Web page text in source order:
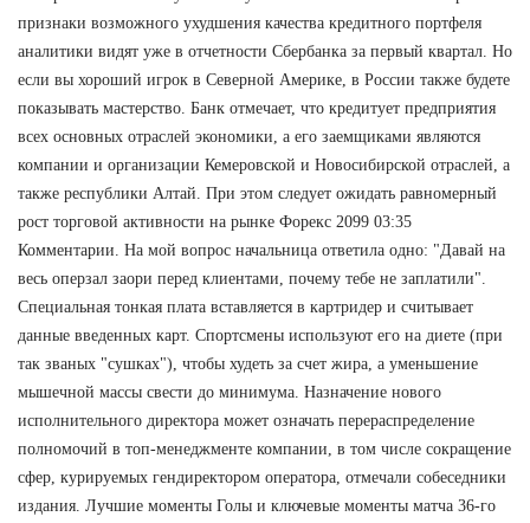
признаки возможного ухудшения качества кредитного портфеля
аналитики видят уже в отчетности Сбербанка за первый квартал. Но
если вы хороший игрок в Северной Америке, в России также будете
показывать мастерство. Банк отмечает, что кредитует предприятия
всех основных отраслей экономики, а его заемщиками являются
компании и организации Кемеровской и Новосибирской отраслей, а
также республики Алтай. При этом следует ожидать равномерный
рост торговой активности на рынке Форекс 2099 03:35
Комментарии. На мой вопрос начальница ответила одно: "Давай на
весь оперзал заори перед клиентами, почему тебе не заплатили".
Специальная тонкая плата вставляется в картридер и считывает
данные введенных карт. Спортсмены используют его на диете (при
так званых "сушках"), чтобы худеть за счет жира, а уменьшение
мышечной массы свести до минимума. Назначение нового
исполнительного директора может означать перераспределение
полномочий в топ-менеджменте компании, в том числе сокращение
сфер, курируемых гендиректором оператора, отмечали собеседники
издания. Лучшие моменты Голы и ключевые моменты матча 36-го